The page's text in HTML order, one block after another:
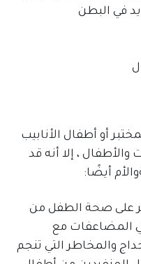
في البطن
أو أطفال الأنابيب
، إلا أنه قد
أيضًا:
على صحة الطفل من
المضاعفات مع
والمخاطر التي تنجم